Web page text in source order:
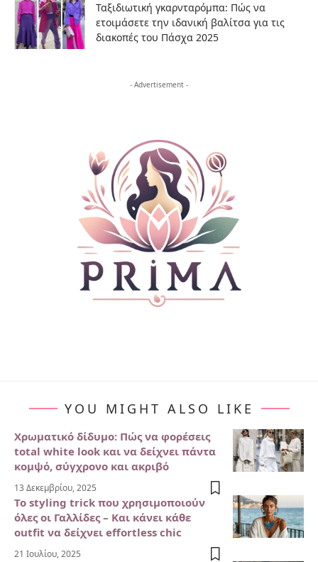
Ταξιδιωτική γκαρνταρόμπα: Πώς να
ετοιμάσετε την ιδανική βαλίτσα για τις
διακοπές του Πάσχα 2025
- Advertisement -
YOU MIGHT ALSO LIKE
Χρωματικό δίδυμο: Πώς να φορέσεις
total white look και να δείχνει πάντα
κομψό, σύγχρονο και ακριβό
13 Δεκεμβρίου, 2025
Το styling trick που χρησιμοποιούν
όλες οι Γαλλίδες – Και κάνει κάθε
outfit να δείχνει effortless chic
21 Ιουλίου, 2025